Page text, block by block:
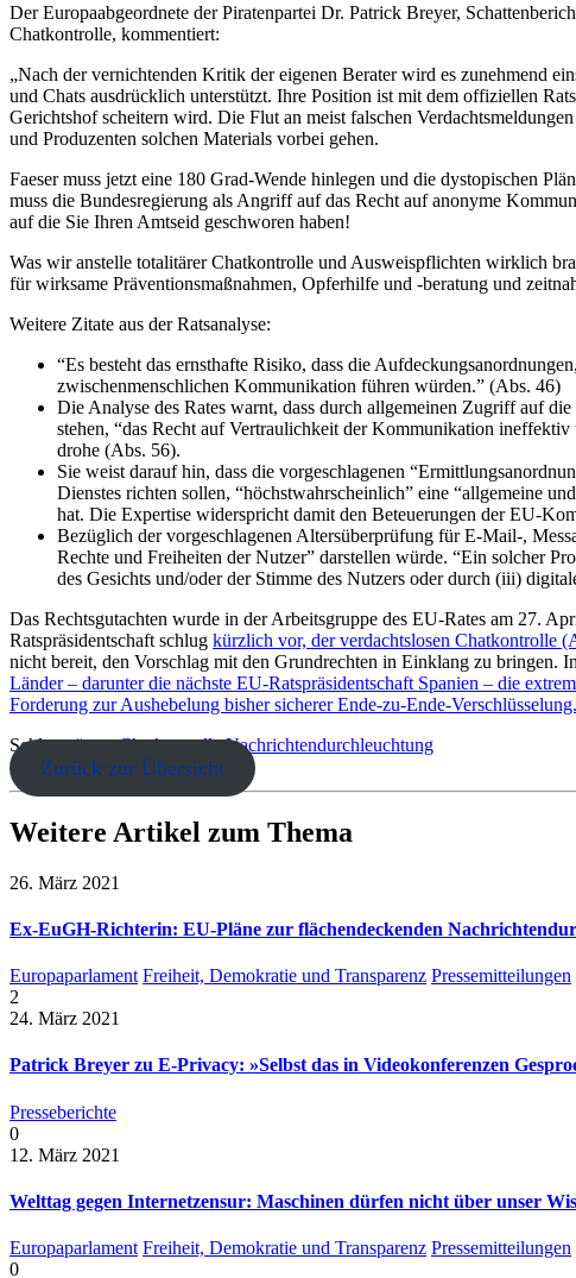
Der Europaabgeordnete der Piratenpartei Dr. Patrick Breyer,
Chatkontrolle, kommentiert:
„Nach der vernichtenden Kritik der eigenen Berater wird es zunehmend
und Chats ausdrücklich unterstützt. Ihre Position ist mit dem offiziellen
Gerichtshof scheitern wird. Die Flut an meist falschen
und Produzenten solchen Materials vorbei gehen.
Faeser muss jetzt eine 180 Grad-Wende hinlegen und die dystopischen
muss die Bundesregierung als Angriff auf das Recht auf anonyme
auf die Sie Ihren Amtseid geschworen haben!
Was wir anstelle totalitärer Chatkontrolle und Ausweispflichten wirklich
für wirksame Präventionsmaßnahmen, Opferhilfe und -beratung und
Weitere Zitate aus der Ratsanalyse:
“Es besteht das ernsthafte Risiko, dass die
zwischenmenschlichen Kommunikation führen würden.” (Abs. 46)
Die Analyse des Rates warnt, dass durch allgemeinen Zugriff auf
stehen, “das Recht auf Vertraulichkeit der Kommunikation
drohe (Abs. 56).
Sie weist darauf hin, dass die vorgeschlagenen
Dienstes richten sollen, “höchstwahrscheinlich” eine “allgemeine
hat. Die Expertise widerspricht damit den Beteuerungen der EU-
Bezüglich der vorgeschlagenen Altersüberprüfung für E-Mail-,
Rechte und Freiheiten der Nutzer” darstellen würde. “Ein solcher
des Gesichts und/oder der Stimme des Nutzers oder durch (iii)
Das Rechtsgutachten wurde in der Arbeitsgruppe des EU-Rates am 27.
Ratspräsidentschaft schlug kürzlich vor, der verdachtslosen Chatkontrolle
nicht bereit, den Vorschlag mit den Grundrechten in Einklang zu bringen.
Länder – darunter die nächste EU-Ratspräsidentschaft Spanien – die
Forderung zur Aushebelung bisher sicherer Ende-zu-Ende-Verschlüsselung.
Schlagwörter: Chatkontrolle Nachrichtendurchleuchtung
Zurück zur Übersicht
Weitere Artikel zum Thema
26. März 2021
Ex-EuGH-Richterin: EU-Pläne zur flächendeckenden
Europaparlament Freiheit, Demokratie und Transparenz Pressemitteilungen
2
24. März 2021
Patrick Breyer zu E-Privacy: »Selbst das in Videokonferenzen
Presseberichte
0
12. März 2021
Welttag gegen Internetzensur: Maschinen dürfen nicht über unser
Europaparlament Freiheit, Demokratie und Transparenz Pressemitteilungen
0